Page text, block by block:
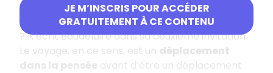
JE M’INSCRIS POUR ACCÉDER
GRATUITEMENT À CE CONTENU
nous dans les froides misères, cette nostalgie du
pays qu’on ignore, cette angoisse de la curiosité
? », écrit Baudelaire dans sa deuxième invitation.
Le voyage, en ce sens, est un déplacement
dans la pensée avant d’être un déplacement